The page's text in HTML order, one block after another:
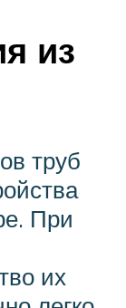
из
труб
При
их